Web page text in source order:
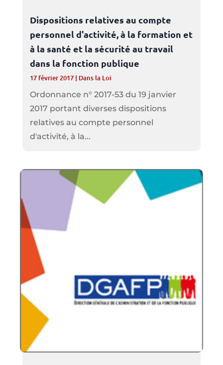
Dispositions relatives au compte
personnel d'activité, à la formation et
à la santé et la sécurité au travail
dans la fonction publique
17 février 2017| Dans la Loi
Ordonnance n° 2017-53 du 19 janvier
2017 portant diverses dispositions
relatives au compte personnel
d'activité, à la...